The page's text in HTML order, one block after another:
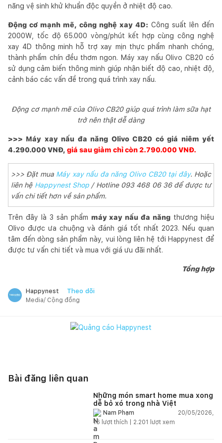
năng vệ sinh khử khuẩn độc quyền ở nhiệt độ cao.
Động cơ mạnh mẽ, công nghệ xay 4D: Công suất lên đến
2000W, tốc độ 65.000 vòng/phút kết hợp cùng công nghệ
xay 4D thông minh hỗ trợ xay mịn thực phẩm nhanh chóng,
thành phẩm chín đều thơm ngon. Máy xay nấu Olivo CB20 có
sử dụng cảm biến thông minh giúp nhận biết độ cao, nhiệt độ,
cảnh báo các vấn đề trong quá trình xay nấu.
Động cơ mạnh mẽ của Olivo CB20 giúp quá trình làm sữa hạt
trở nên thật dễ dàng
>>> Máy xay nấu đa năng Olivo CB20 có giá niêm yết
4.290.000 VNĐ, giá sau giảm chỉ còn 2.790.000 VNĐ.
>>> Đặt mua Máy xay nấu đa năng Olivo CB20 tại đây. Hoặc
liên hệ Happynest Shop / Hotline 093 468 06 36 để được tư
vấn chi tiết hơn về sản phẩm.
Trên đây là 3 sản phẩm máy xay nấu đa năng thương hiệu
Olivo được ưa chuộng và đánh giá tốt nhất 2023. Nếu quan
tâm đến dòng sản phẩm này, vui lòng liên hệ tới Happynest để
được tư vấn chi tiết và mua với giá ưu đãi nhất.
Tổng hợp
Happynest Theo dõi
Media/ Cộng đồng
Bài đăng liên quan
Những món smart home mua xong
dễ bỏ xó trong nhà Việt
Nam Phạm
20/05/2026,
16 lượt thích | 2.201 lượt xem